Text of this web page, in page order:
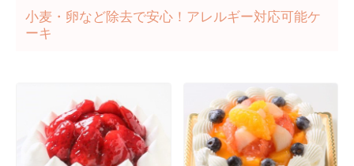
小麦・卵など除去で安心！アレルギー対応可能ケ
ーキ